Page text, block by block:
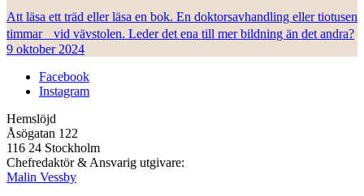
Att läsa ett träd eller läsa en bok. En doktorsavhandling eller tiotusen
timmar vid vävstolen. Leder det ena till mer bildning än det andra?
9 oktober 2024
Facebook
Instagram
Hemslöjd
Åsögatan 122
116 24 Stockholm
Chefredaktör & Ansvarig utgivare:
Malin Vessby